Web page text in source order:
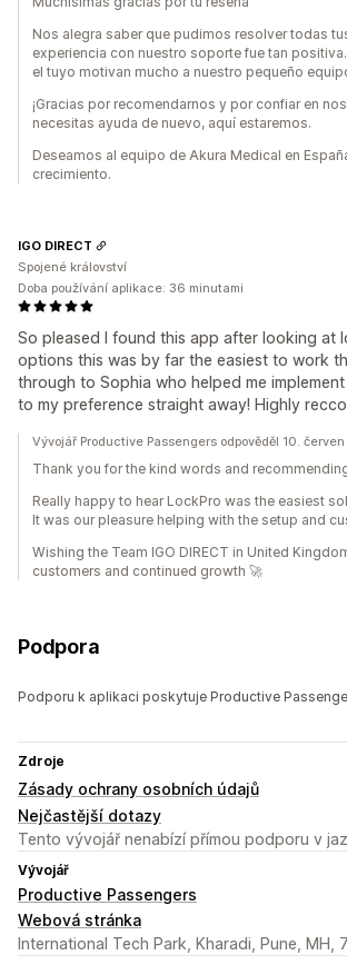
Nos alegra saber que pudimos resolver todas
experiencia con nuestro soporte fue tan
el tuyo motivan mucho a nuestro pequeño
¡Gracias por recomendarnos y por confiar en
necesitas ayuda de nuevo, aquí estaremos.
Deseamos al equipo de Akura Medical en
crecimiento.
So pleased I found this app after looking at
options this was by far the easiest to work
through to Sophia who helped me
to my preference straight away! Highly
IGO DIRECT
Spojené království
Doba používání aplikace: 36 minutami
Vývojář Productive Passengers odpověděl 10.
Thank you for the kind words and
Really happy to hear LockPro was the easiest
It was our pleasure helping with the setup and
Wishing the Team IGO DIRECT in United
customers and continued growth 🚀
Podpora
Podporu k aplikaci poskytuje Productive
Zdroje
Zásady ochrany osobních údajů
Nejčastější dotazy
Tento vývojář nenabízí přímou podporu v
Vývojář
Productive Passengers
Webová stránka
International Tech Park, Kharadi, Pune, MH,